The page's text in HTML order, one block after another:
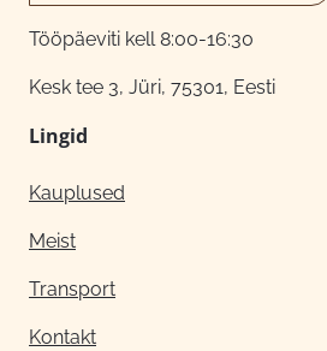
Tööpäeviti kell 8:00-16:30
Kesk tee 3, Jüri, 75301, Eesti
Lingid
Kauplused
Meist
Transport
Kontakt